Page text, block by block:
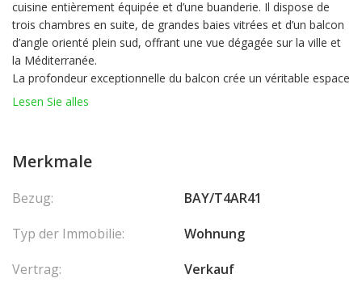
cuisine entièrement équipée et d’une buanderie. Il dispose de
trois chambres en suite, de grandes baies vitrées et d’un balcon
d’angle orienté plein sud, offrant une vue dégagée sur la ville et
la Méditerranée.
La profondeur exceptionnelle du balcon crée un véritable espace
de vie extérieur.
résidents via une application mobile dédiée. La résidence
le boulevard du Larvotto et l’avenue Princesse-Grace.
Lesen Sie alles
Merkmale
Bezug:
BAY/T4AR41
Typ der Immobilie:
Wohnung
Vertrag:
Verkauf